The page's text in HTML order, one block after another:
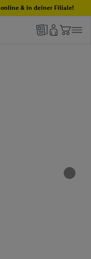
online & in deiner Filiale!